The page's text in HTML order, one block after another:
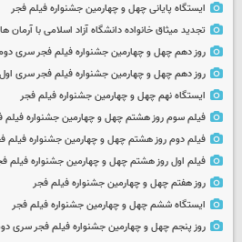
ایستگاه پایانی چهل و چهارمین جشنواره فیلم فجر
تجدید میثاق خانواده دانشگاه آزاد اسلامی با آرمان
روز دهم چهل و چهارمین جشنواره فیلم فجر سری
روز دهم چهل و چهارمین جشنواره فیلم فجر سری اول
ایستگاه نهم چهل و چهارمین جشنواره فیلم فجر
فیلم سوم روز هشتم چهل و چهارمین جشنواره فیلم
فیلم دوم روز هشتم چهل و چهارمین جشنواره فیلم
فیلم اول روز هشتم چهل و چهارمین جشنواره فیلم
روز هفتم چهل و چهارمین جشنواره فیلم فجر
ایستگاه ششم چهل و چهارمین جشنواره فیلم فجر
روز پنجم چهل و چهارمین جشنواره فیلم فجر سری